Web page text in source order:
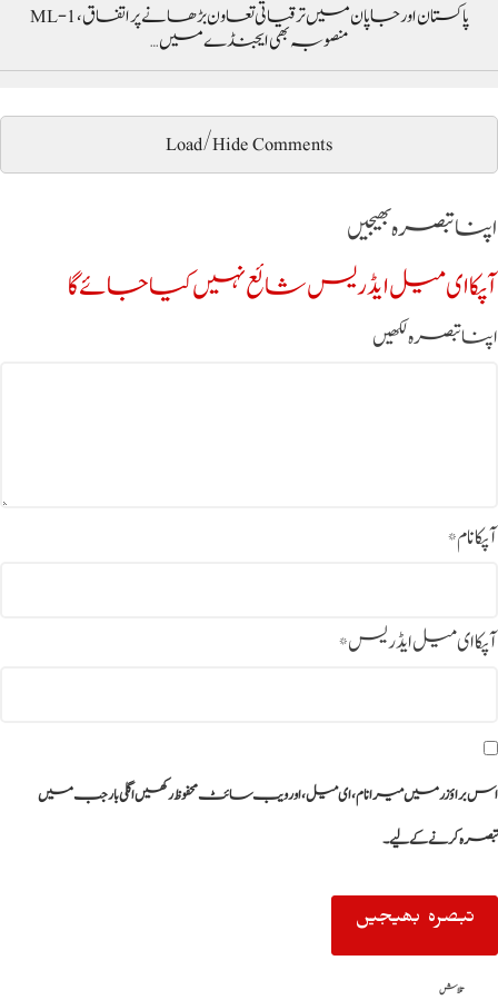
پاکستان اور جاپان میں ترقیاتی تعاون بڑھانے پر اتفاق، ML-1
منصوبہ بھی ایجنڈے میں…
Load/Hide Comments
اپنا تبصرہ بھیجیں
آپکا ای میل ایڈریس شائع نہیں کیا جائے گا
اپنا تبصرہ لکھیں
آپکا نام*
آپکا ای میل ایڈریس*
اس براؤزر میں میرا نام، ای میل، اور ویب سائٹ محفوظ رکھیں اگلی بار جب میں
تبصرہ کرنے کےلیے۔
تلاش